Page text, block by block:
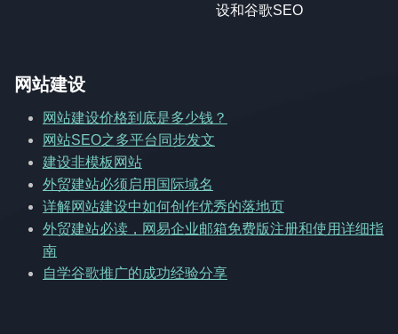
设和谷歌SEO
网站建设
网站建设价格到底是多少钱？
网站SEO之多平台同步发文
建设非模板网站
外贸建站必须启用国际域名
详解网站建设中如何创作优秀的落地页
外贸建站必读，网易企业邮箱免费版注册和使用详细指
南
自学谷歌推广的成功经验分享